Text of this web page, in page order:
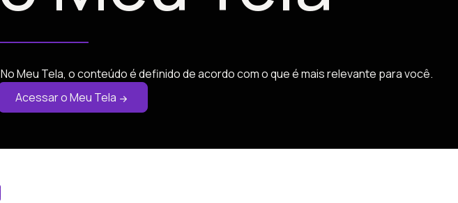
No Meu Tela, o conteúdo é definido de acordo com o que é mais relevante para você.
Acessar o Meu Tela